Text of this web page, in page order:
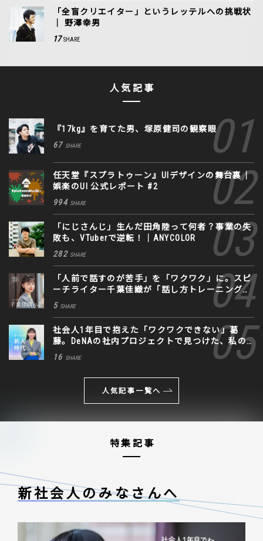
「全盲クリエイター」というレッテルへの挑戦状
｜ 野澤幸男
17 SHARE
人気記事
『17kg』を育てた男、塚原健司の観察眼
67 SHARE
任天堂『スプラトゥーン』UIデザインの舞台裏｜
娯楽のUI 公式レポート #2
994 SHARE
「にじさんじ」生んだ田角陸って何者？事業の失
敗も、VTuberで逆転！｜ANYCOLOR
282 SHARE
「人前で話すのが苦手」を「ワクワク」に。スピ
ーチライター千葉佳織が「話し方トレーニング」
に込めた思い
5 SHARE
社会人1年目で抱えた「ワクワクできない」葛
藤。DeNAの社内プロジェクトで見つけた、私の
生きる道
16 SHARE
人気記事一覧へ
特集記事
新社会人のみなさんへ